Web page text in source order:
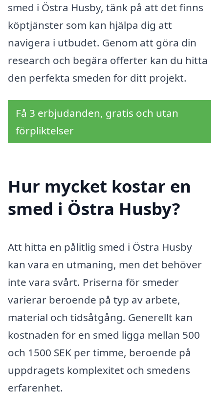
smed i Östra Husby, tänk på att det finns
köptjänster som kan hjälpa dig att
navigera i utbudet. Genom att göra din
research och begära offerter kan du hitta
den perfekta smeden för ditt projekt.
Få 3 erbjudanden, gratis och utan
förpliktelser
Hur mycket kostar en
smed i Östra Husby?
Att hitta en pålitlig smed i Östra Husby
kan vara en utmaning, men det behöver
inte vara svårt. Priserna för smeder
varierar beroende på typ av arbete,
material och tidsåtgång. Generellt kan
kostnaden för en smed ligga mellan 500
och 1500 SEK per timme, beroende på
uppdragets komplexitet och smedens
erfarenhet.